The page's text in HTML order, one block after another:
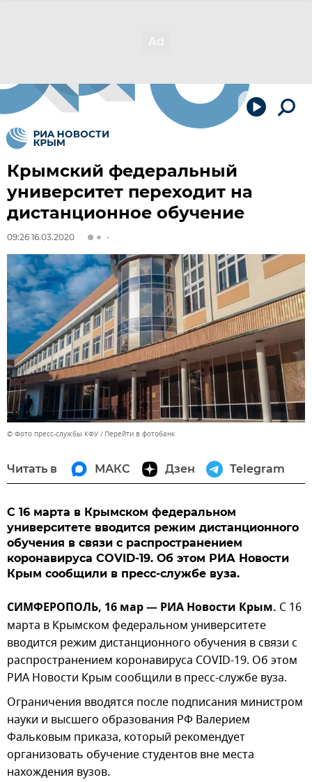
Крымский федеральный
университет переходит на
дистанционное обучение
09:26 16.03.2020
© Фото пресс-службы КФУ Перейти в фотобанк
Читать в МАКС Дзен Telegram
С 16 марта в Крымском федеральном
университете вводится режим дистанционного
обучения в связи с распространением
коронавируса COVID-19. Об этом РИА Новости
Крым сообщили в пресс-службе вуза.
СИМФЕРОПОЛЬ, 16 мар — РИА Новости Крым. С 16
марта в Крымском федеральном университете
вводится режим дистанционного обучения в связи с
распространением коронавируса COVID-19. Об этом
РИА Новости Крым сообщили в пресс-службе вуза.
Ограничения вводятся после подписания министром
науки и высшего образования РФ Валерием
Фальковым приказа, который рекомендует
организовать обучение студентов вне места
нахождения вузов.